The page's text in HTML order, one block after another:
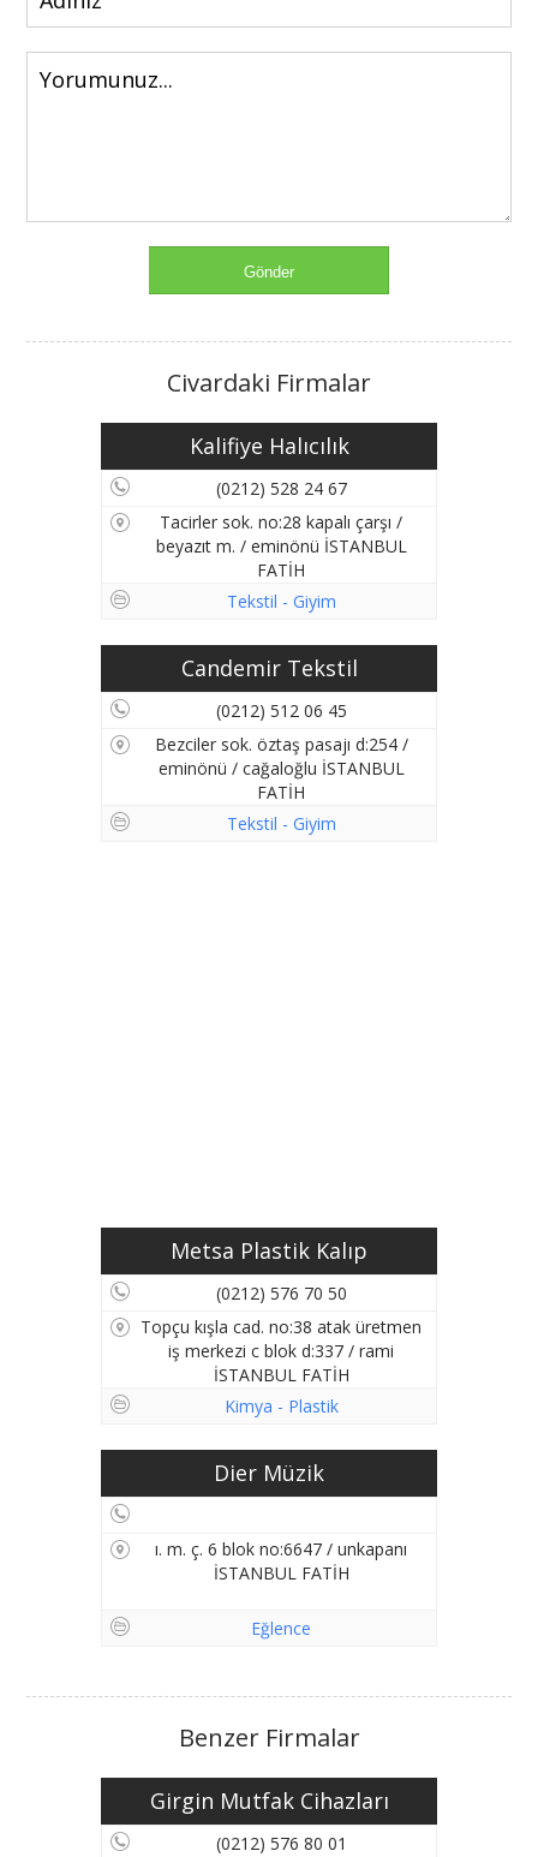
Civardaki Firmalar
Kalifiye Halıcılık
(0212) 528 24 67
Tacirler sok. no:28 kapalı çarşı /
beyazıt m. / eminönü İSTANBUL
FATİH
Tekstil - Giyim
Candemir Tekstil
(0212) 512 06 45
Bezciler sok. öztaş pasajı d:254 /
eminönü / cağaloğlu İSTANBUL
FATİH
Tekstil - Giyim
Metsa Plastik Kalıp
(0212) 576 70 50
Topçu kışla cad. no:38 atak üretmen
iş merkezi c blok d:337 / rami
İSTANBUL FATİH
Kimya - Plastik
Dier Müzik
ı. m. ç. 6 blok no:6647 / unkapanı
İSTANBUL FATİH
Eğlence
Benzer Firmalar
Girgin Mutfak Cihazları
(0212) 576 80 01